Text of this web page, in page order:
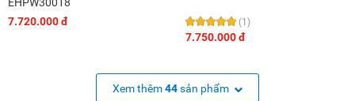
7.720.000 đ
(1)
7.750.000 đ
Xem thêm44sản phẩm